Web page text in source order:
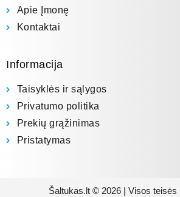
Apie Įmonę
Kontaktai
Informacija
Taisyklės ir sąlygos
Privatumo politika
Prekių grąžinimas
Pristatymas
Šaltukas.lt © 2026 | Visos teisės